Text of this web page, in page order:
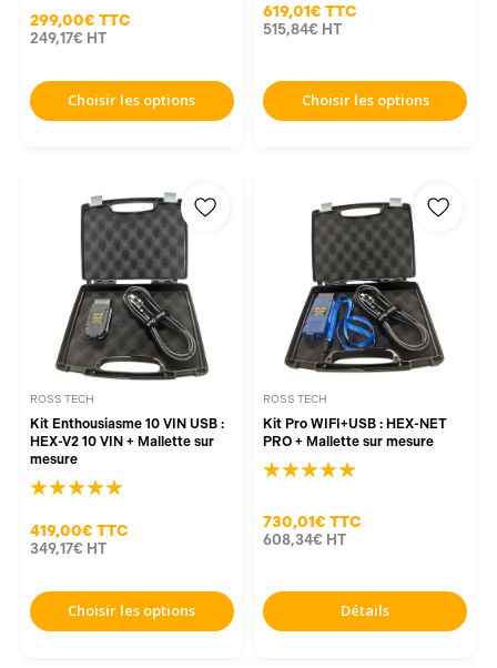
299,00€ TTC
249,17€ HT
Choisir les options
619,01€ TTC
515,84€ HT
Choisir les options
ROSS TECH
Kit Enthousiasme 10 VIN USB :
HEX-V2 10 VIN + Mallette sur
mesure
419,00€ TTC
349,17€ HT
Choisir les options
ROSS TECH
Kit Pro WIFI+USB : HEX-NET
PRO + Mallette sur mesure
730,01€ TTC
608,34€ HT
Détails